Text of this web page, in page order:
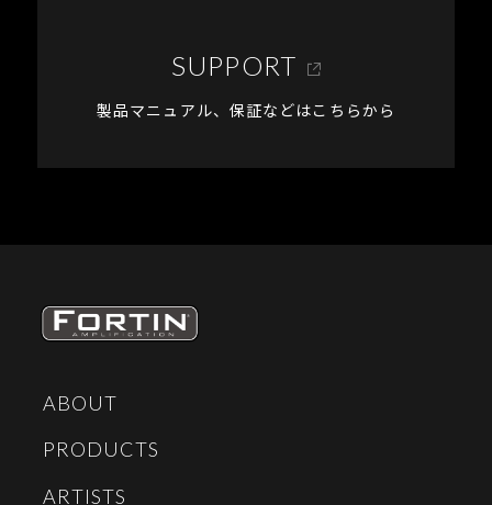
SUPPORT
製品マニュアル、保証などはこちらから
ABOUT
PRODUCTS
ARTISTS